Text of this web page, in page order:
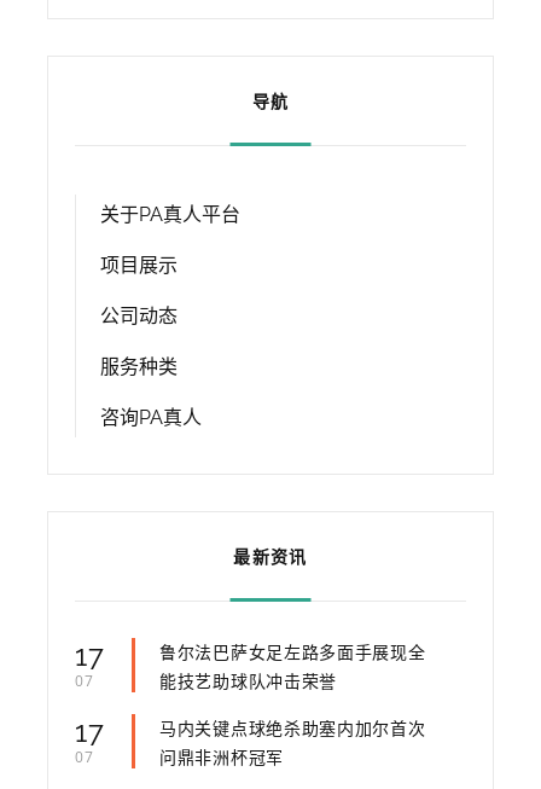
导航
关于PA真人平台
项目展示
公司动态
服务种类
咨询PA真人
最新资讯
17
07
鲁尔法巴萨女足左路多面手展现全
能技艺助球队冲击荣誉
17
07
马内关键点球绝杀助塞内加尔首次
问鼎非洲杯冠军